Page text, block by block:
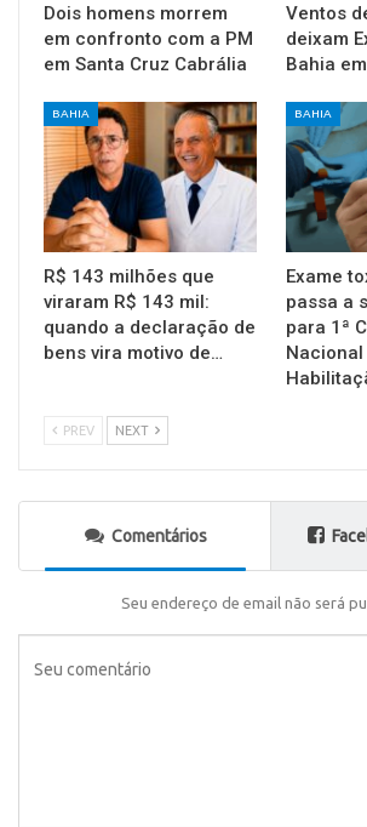
Dois homens morrem
em confronto com a PM
em Santa Cruz Cabrália
Ventos
deixam
Bahia
BAHIA
R$ 143 milhões que
viraram R$ 143 mil:
quando a declaração de
bens vira motivo de…
BAHIA
Exame
passa a
para 1ª
Nacional
PREV NEXT
Comentários
Seu endereço de email não será